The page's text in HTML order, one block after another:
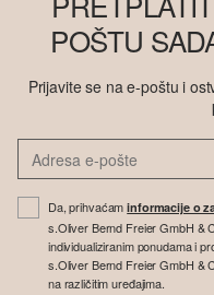
POŠTU
Prijavite se na e-poštu i
Da, prihvaćaminformacije o
s.Oliver Bernd Freier GmbH &
individualiziranim ponudama i
s.Oliver Bernd Freier GmbH &
na različitim uređajima.